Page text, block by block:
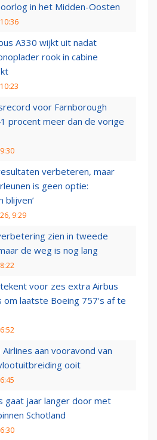
in het Midden-Oosten
A330 wijkt uit nadat
rook in cabine
voor Farnborough
procent meer dan de vorige
verbeteren, maar
is geen optie:
blijven’
9:29
zien in tweede
de weg is nog lang
voor zes extra Airbus
om laatste Boeing 757's af te
Airlines aan vooravond van
ooit
gaat jaar langer door met
Schotland